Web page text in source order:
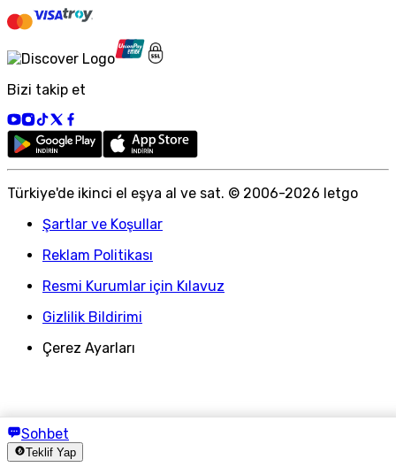
Sohbet
Teklif Yap
Bizi takip et
Türkiye'de ikinci el eşya al ve sat. © 2006-2026 letgo
Şartlar ve Koşullar
Reklam Politikası
Resmi Kurumlar için Kılavuz
Gizlilik Bildirimi
Çerez Ayarları